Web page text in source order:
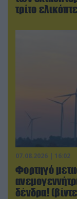
τρίτο
07.08.2026 | 16:02
Φορτηγό
δένδρα!